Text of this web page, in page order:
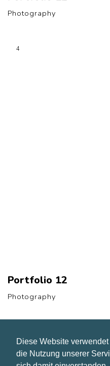
Diese Website
die Nutzung unserer
Photography
4
Portfolio 12
Photography